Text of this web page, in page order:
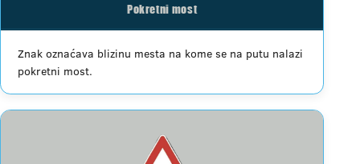
Pokretni most
Znak oznaćava blizinu mesta na kome se na putu nalazi
pokretni most.